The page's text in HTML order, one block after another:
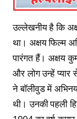
उल्लेखनीय है कि
था। अक्षय फिल्म
पारंगत हैं। अक्षय
और लोग उन्हें प्यार
ने बॉलीवुड में
थी। उनकी पहली